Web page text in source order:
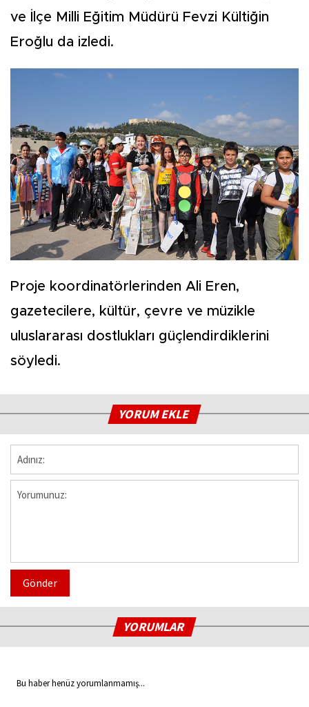
ve İlçe Milli Eğitim Müdürü Fevzi Kültiğin
Eroğlu da izledi.
Proje koordinatörlerinden Ali Eren,
gazetecilere, kültür, çevre ve müzikle
uluslararası dostlukları güçlendirdiklerini
söyledi.
YORUM EKLE
Gönder
YORUMLAR
Bu haber henüz yorumlanmamış...